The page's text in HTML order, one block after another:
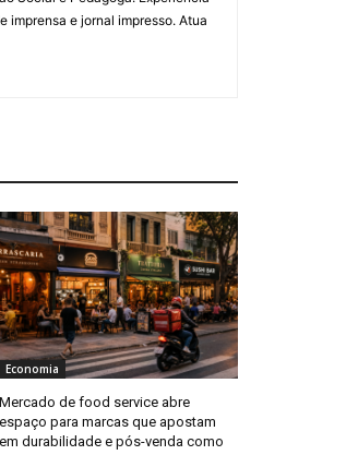
imprensa e jornal impresso. Atua
Economia
Mercado de food service abre
espaço para marcas que apostam
em durabilidade e pós-venda como